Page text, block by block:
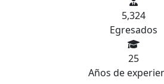
5,324
Egresados
25
Años de